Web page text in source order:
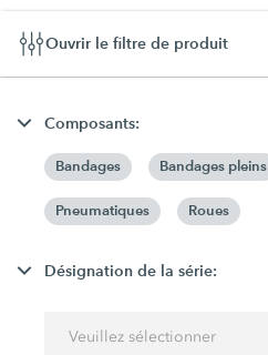
Ouvrir le filtre de produit
Composants:
Bandages Bandages pleins
Pneumatiques Roues
Désignation de la série:
Veuillez sélectionner